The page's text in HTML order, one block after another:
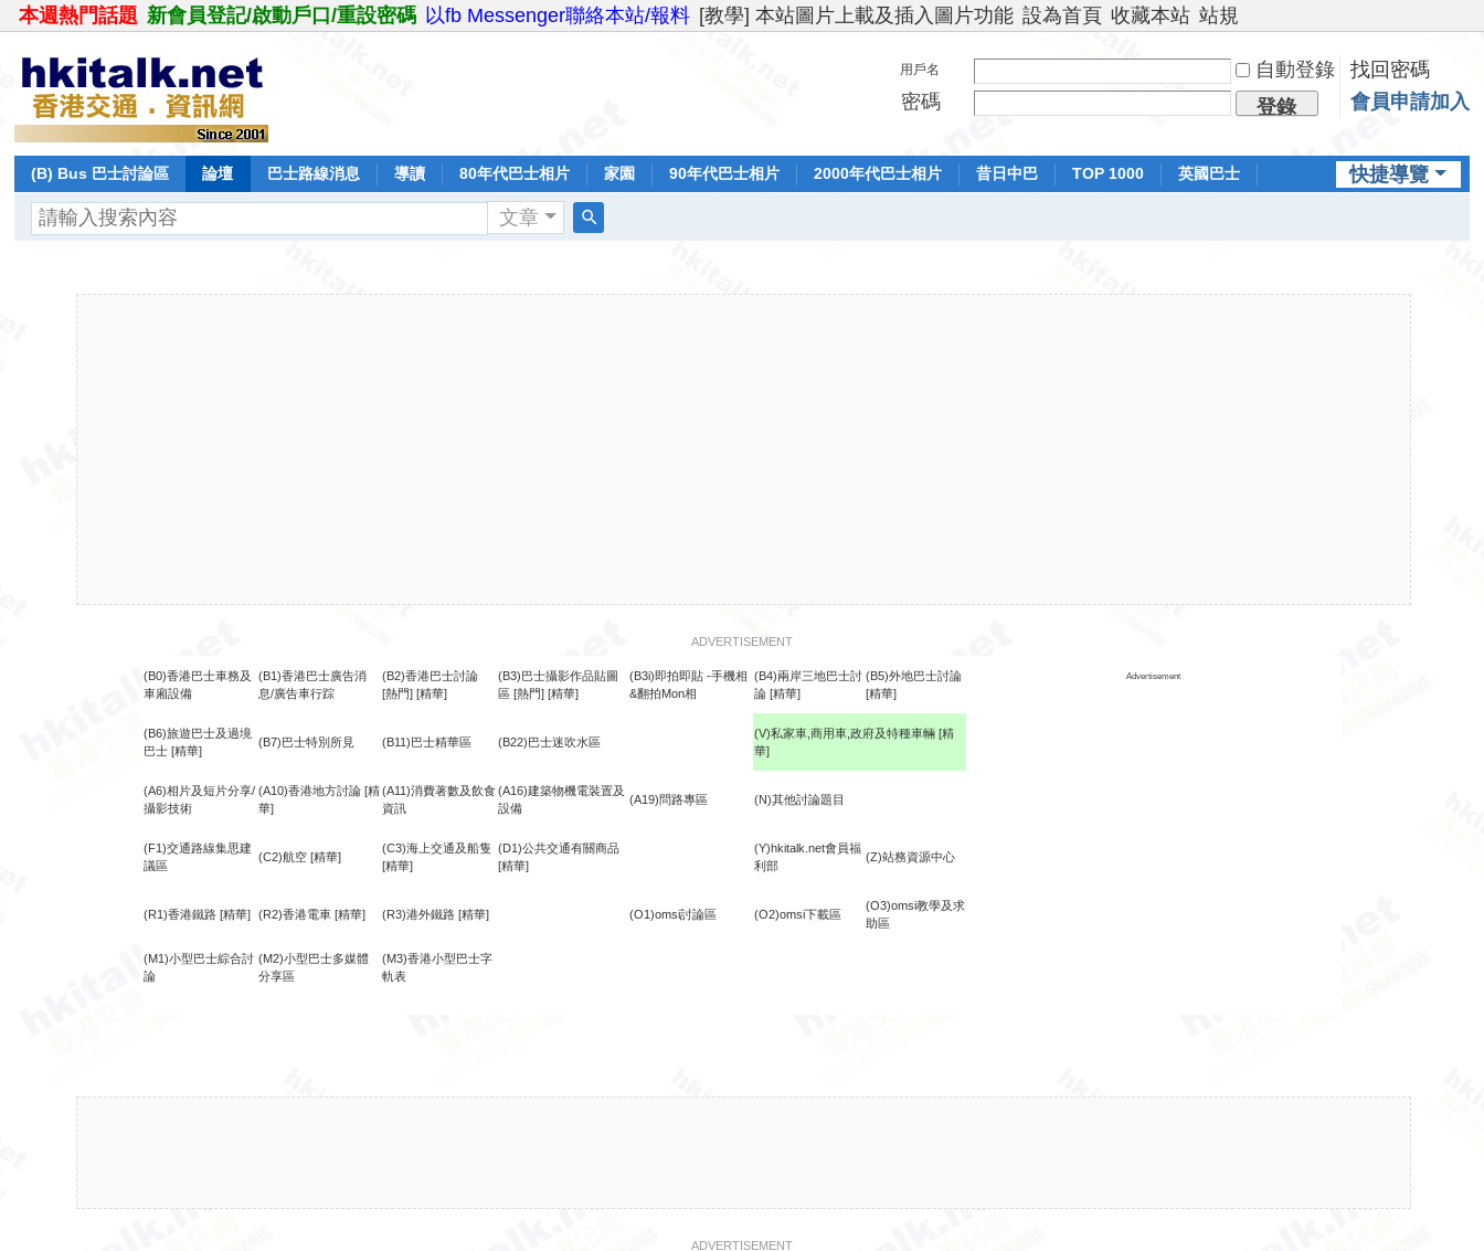
本週熱門話題 新會員登記/啟動戶口/重設密碼 以fb Messenger聯絡本站/報料 [教學] 本站圖片上載及插入圖片功能 設為首頁 收藏本站 站規
用戶名 自動登錄
找回密碼
密碼
登錄 會員申請加入
快捷導覽
(B) Bus 巴士討論區 論壇 巴士路線消息 導讀 80年代巴士相片 家園 90年代巴士相片 2000年代巴士相片 昔日中巴 TOP 1000
英國巴士
文章
ADVERTISEMENT
(B0)香港巴士車務及
車廂設備
(B1)香港巴士廣告消
息/廣告車行踪
(B2)香港巴士討論
[熱門] [精華]
(B3)巴士攝影作品貼圖
區 [熱門] [精華]
(B3i)即拍即貼 -手機相
&翻拍Mon相
(B4)兩岸三地巴士討
論 [精華]
(B5)外地巴士討論
[精華]
Advertisement
(B6)旅遊巴士及過境
巴士 [精華]
(B7)巴士特別所見 (B11)巴士精華區 (B22)巴士迷吹水區
(V)私家車,商用車,政府及特種車輛 [精
華]
(A6)相片及短片分享/
攝影技術
(A10)香港地方討論 [精
華]
(A11)消費著數及飲食
資訊
(A16)建築物機電裝置及
設備
(A19)問路專區 (N)其他討論題目
(F1)交通路線集思建
議區
(C2)航空 [精華]
(C3)海上交通及船隻
[精華]
(D1)公共交通有關商品
[精華]
(Y)hkitalk.net會員福
利部
(Z)站務資源中心
(R1)香港鐵路 [精華] (R2)香港電車 [精華] (R3)港外鐵路 [精華] (O1)omsi討論區 (O2)omsi下載區
(O3)omsi教學及求
助區
(M1)小型巴士綜合討
論
(M2)小型巴士多媒體
分享區
(M3)香港小型巴士字
軌表
ADVERTISEMENT